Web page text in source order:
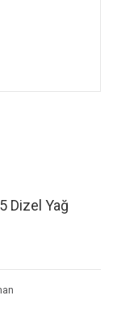
Dizel Yağ